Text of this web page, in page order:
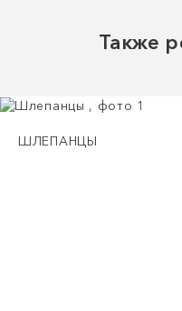
Также
ШЛЕПАНЦЫ